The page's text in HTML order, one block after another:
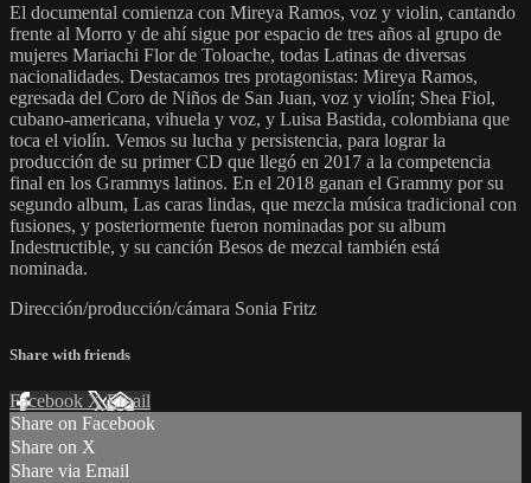
El documental comienza con Mireya Ramos, voz y violin, cantando
frente al Morro y de ahí sigue por espacio de tres años al grupo de
mujeres Mariachi Flor de Toloache, todas Latinas de diversas
nacionalidades. Destacamos tres protagonistas: Mireya Ramos,
egresada del Coro de Niños de San Juan, voz y violín; Shea Fiol,
cubano-americana, vihuela y voz, y Luisa Bastida, colombiana que
toca el violín. Vemos su lucha y persistencia, para lograr la
producción de su primer CD que llegó en 2017 a la competencia
final en los Grammys latinos. En el 2018 ganan el Grammy por su
segundo album, Las caras lindas, que mezcla música tradicional con
fusiones, y posteriormente fueron nominadas por su album
Indestructible, y su canción Besos de mezcal también está
nominada.
Dirección/producción/cámara Sonia Fritz
Share with friends
Facebook XEmail
Share on Facebook
Share on X
Share via Email